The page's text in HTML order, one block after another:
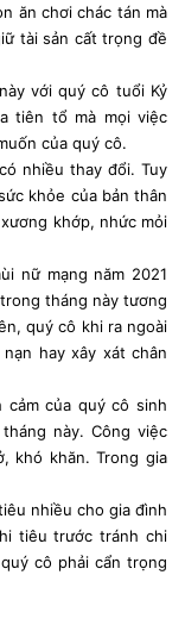
ăn chơi chác tán mà
tài sản cất trọng đề
với quý cô tuổi Kỷ
tiên tổ mà mọi việc
của quý cô.
nhiều thay đổi. Tuy
khỏe của bản thân
khớp, nhức mỏi
nữ mạng năm 2021
tháng này tương
quý cô khi ra ngoài
hay xây xát chân
cảm của quý cô sinh
này. Công việc
khó khăn. Trong gia
nhiều cho gia đình
tiêu trước tránh chi
cô phải cẩn trọng